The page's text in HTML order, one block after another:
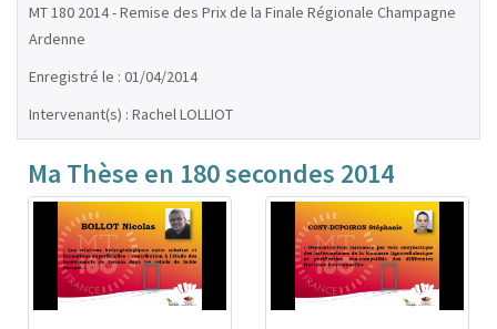
MT 180 2014 - Remise des Prix de la Finale Régionale Champagne
Ardenne
Enregistré le : 01/04/2014
Intervenant(s) : Rachel LOLLIOT
Ma Thèse en 180 secondes 2014